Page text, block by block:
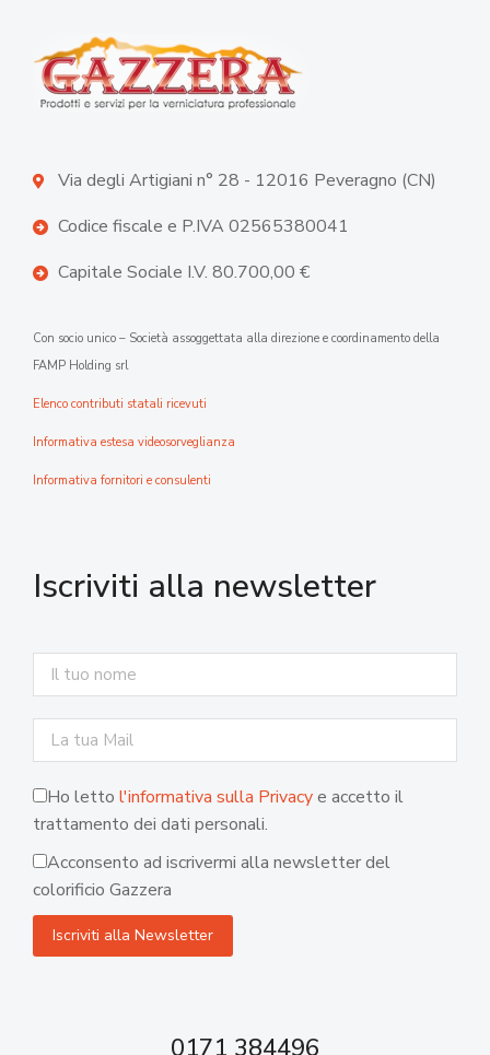
Via degli Artigiani n° 28 - 12016 Peveragno (CN)
Codice fiscale e P.IVA 02565380041
Capitale Sociale I.V. 80.700,00 €
Con socio unico – Società assoggettata alla direzione e coordinamento della
FAMP Holding srl
Elenco contributi statali ricevuti
Informativa estesa videosorveglianza
Informativa fornitori e consulenti
Iscriviti alla newsletter
Ho letto l'informativa sulla Privacye accetto il
trattamento dei dati personali.
Acconsento ad iscrivermi alla newsletter del
colorificio Gazzera